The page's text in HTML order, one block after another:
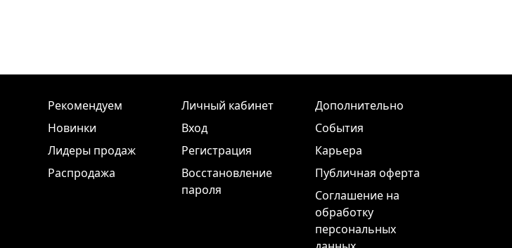
Рекомендуем
Новинки
Лидеры продаж
Распродажа
Личный кабинет
Вход
Регистрация
Восстановление
пароля
Дополнительно
События
Карьера
Публичная оферта
Соглашение на
обработку
персональных